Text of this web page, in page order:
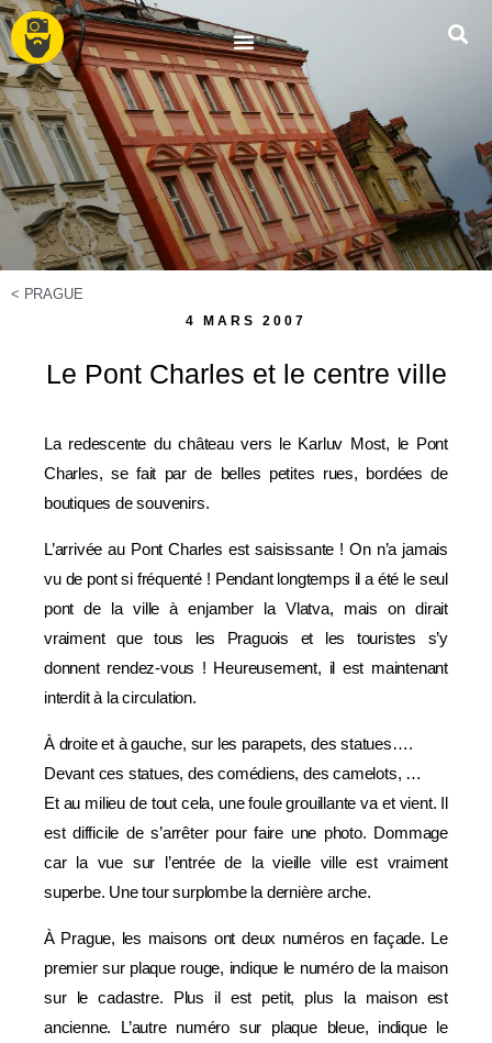
< PRAGUE
4 MARS 2007
Le Pont Charles et le centre ville
La redescente du château vers le Karluv Most, le Pont
Charles, se fait par de belles petites rues, bordées de
boutiques de souvenirs.
L’arrivée au Pont Charles est saisissante ! On n’a jamais
vu de pont si fréquenté ! Pendant longtemps il a été le seul
pont de la ville à enjamber la Vlatva, mais on dirait
vraiment que tous les Praguois et les touristes s’y
donnent rendez-vous ! Heureusement, il est maintenant
interdit à la circulation.
À droite et à gauche, sur les parapets, des statues….
Devant ces statues, des comédiens, des camelots, …
Et au milieu de tout cela, une foule grouillante va et vient. Il
est difficile de s’arrêter pour faire une photo. Dommage
car la vue sur l’entrée de la vieille ville est vraiment
superbe. Une tour surplombe la dernière arche.
À Prague, les maisons ont deux numéros en façade. Le
premier sur plaque rouge, indique le numéro de la maison
sur le cadastre. Plus il est petit, plus la maison est
ancienne. L’autre numéro sur plaque bleue, indique le